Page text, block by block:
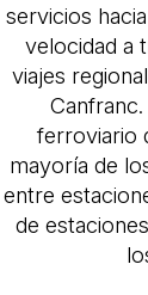
servicios
velocidad a
viajes
ferroviario
mayoría de
entre
de